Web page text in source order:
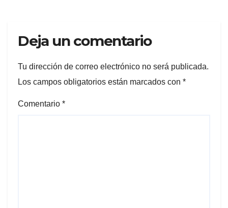
Deja un comentario
Tu dirección de correo electrónico no será publicada.
Los campos obligatorios están marcados con *
Comentario *